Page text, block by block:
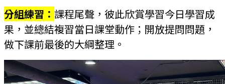
分組練習： 課程尾聲，彼此欣賞學習今日學習成
果，並總結複習當日課堂動作；開放提問問題，
做下課前最後的大綱整理。